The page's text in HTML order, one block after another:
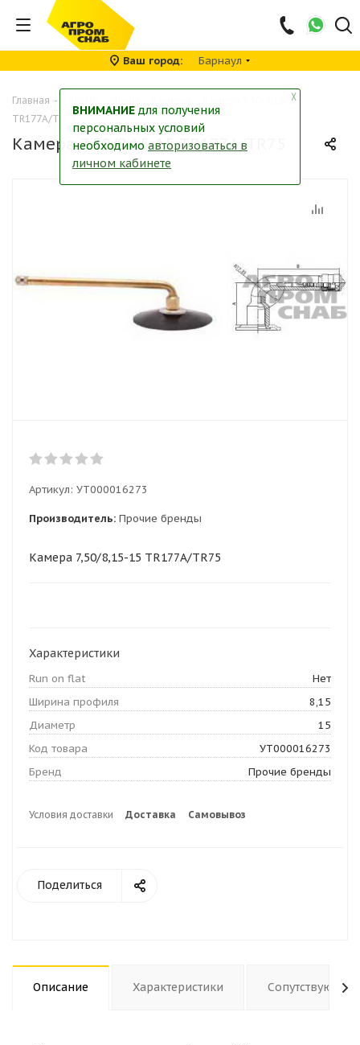
Ваш город Барнаул
Главная -
Камера 7,50/8,15-15
TR177A/TR75
Камера 7,50/8,15-15 TR177A/TR75
Артикул: УТ000016273
Производитель: Прочие бренды
Камера 7,50/8,15-15 TR177A/TR75
Характеристики
Run on flat
Нет
Ширина профиля
8,15
Диаметр
15
Код товара
УТ000016273
Бренд
Прочие бренды
Условия доставки Доставка Самовывоз
Поделиться
Описание Характеристики
╳
ВНИМАНИЕ для получения
персональных условий
необходимо авторизоваться в
личном кабинете